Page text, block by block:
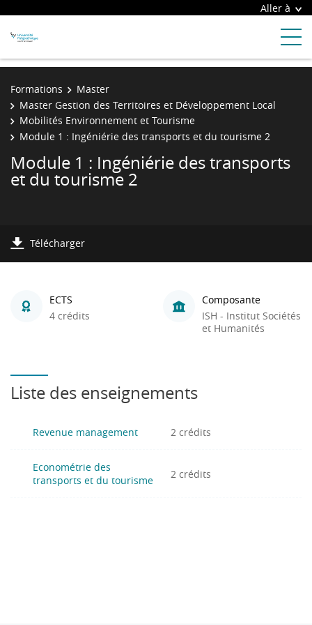
Aller à
Formations
Master
Master Gestion des Territoires et Développement Local
Mobilités Environnement et Tourisme
Module 1 : Ingéniérie des transports et du tourisme 2
Module 1 : Ingéniérie des transports
et du tourisme 2
Télécharger
ECTS
4 crédits
Composante
ISH - Institut Sociétés
et Humanités
Liste des enseignements
Revenue management 2 crédits
Econométrie des
transports et du tourisme
2 crédits